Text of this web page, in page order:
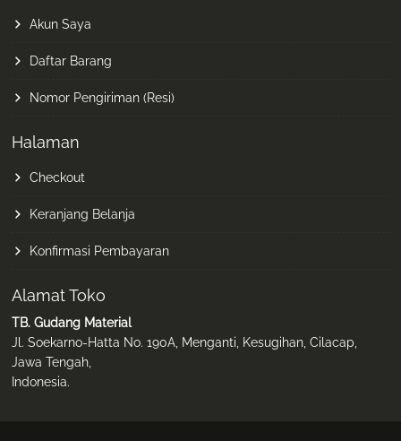
Akun Saya
Daftar Barang
Nomor Pengiriman (Resi)
Halaman
Checkout
Keranjang Belanja
Konfirmasi Pembayaran
Alamat Toko
TB. Gudang Material
Jl. Soekarno-Hatta No. 190A, Menganti, Kesugihan, Cilacap,
Jawa Tengah,
Indonesia.